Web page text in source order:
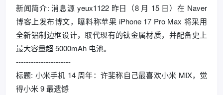
新闻简介: 消息源 yeux1122 昨日（8 月 15 日）在 Naver
博客上发布博文，曝料称苹果 iPhone 17 Pro Max 将采用
全新铝制边框设计，取代现有的钛金属材质，并配备史上
最大容量超 5000mAh 电池。
----------------------
标题: 小米手机 14 周年：许斐称自己最喜欢小米 MIX，觉
得小米 9 最遗憾